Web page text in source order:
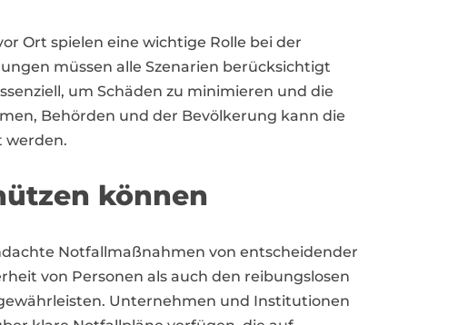
Ort spielen eine wichtige Rolle bei der
müssen alle Szenarien berücksichtigt
um Schäden zu minimieren und die
Behörden und der Bevölkerung kann die
werden.
können
Notfallmaßnahmen von entscheidender
von Personen als auch den reibungslosen
Unternehmen und Institutionen